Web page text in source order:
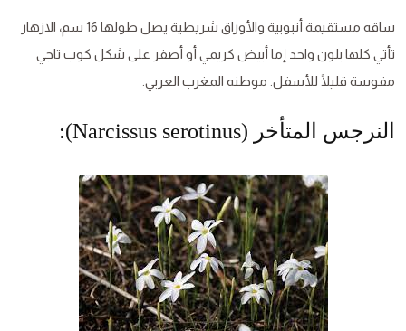
ساقه مستقيمة أنبوبية والأوراق شريطية يصل طولها 16 سم، الازهار
تأتي كلها بلون واحد إما أبيض كريمي أو أصفر على شكل كوب تاجي
مقوسة قليلًا للأسفل. موطنه المغرب العربي.
النرجس المتأخر (Narcissus serotinus):